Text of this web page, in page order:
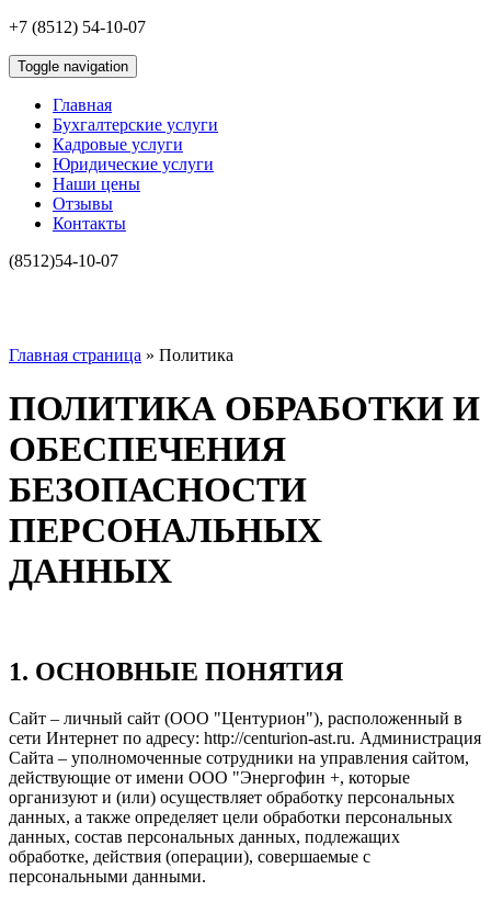
+7 (8512) 54-10-07
Toggle navigation
Главная
Бухгалтерские услуги
Кадровые услуги
Юридические услуги
Наши цены
Отзывы
Контакты
(8512)54-10-07
Главная страница » Политика
ПОЛИТИКА ОБРАБОТКИ И
ОБЕСПЕЧЕНИЯ
БЕЗОПАСНОСТИ
ПЕРСОНАЛЬНЫХ
ДАННЫХ
1. ОСНОВНЫЕ ПОНЯТИЯ
Сайт – личный сайт (ООО "Центурион"), расположенный в
сети Интернет по адресу: http://centurion-ast.ru. Администрация
Сайта – уполномоченные сотрудники на управления сайтом,
действующие от имени ООО "Энергофин +, которые
организуют и (или) осуществляет обработку персональных
данных, а также определяет цели обработки персональных
данных, состав персональных данных, подлежащих
обработке, действия (операции), совершаемые с
персональными данными.